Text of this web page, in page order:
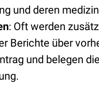
und deren
: Oft werden
Berichte über
und belegen